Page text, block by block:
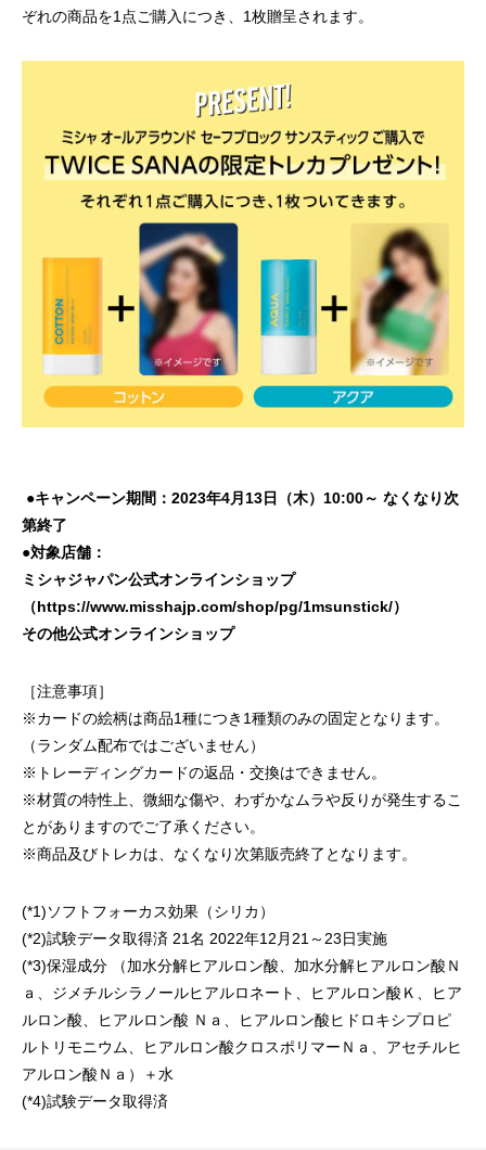
ぞれの商品を1点ご購入につき、1枚贈呈されます。
●キャンペーン期間：2023年4月13日（木）10:00～ なくなり次
第終了
●対象店舗：
ミシャジャパン公式オンラインショップ
（https://www.misshajp.com/shop/pg/1msunstick/）
その他公式オンラインショップ
［注意事項］
※カードの絵柄は商品1種につき1種類のみの固定となります。
（ランダム配布ではございません）
※トレーディングカードの返品・交換はできません。
※材質の特性上、微細な傷や、わずかなムラや反りが発生するこ
とがありますのでご了承ください。
※商品及びトレカは、なくなり次第販売終了となります。
(*1)ソフトフォーカス効果（シリカ）
(*2)試験データ取得済 21名 2022年12月21～23日実施
(*3)保湿成分 （加水分解ヒアルロン酸、加水分解ヒアルロン酸Ｎ
ａ、ジメチルシラノールヒアルロネート、ヒアルロン酸Ｋ、ヒア
ルロン酸、ヒアルロン酸 Ｎａ、ヒアルロン酸ヒドロキシプロピ
ルトリモニウム、ヒアルロン酸クロスポリマーＮａ、アセチルヒ
アルロン酸Ｎａ）＋水
(*4)試験データ取得済